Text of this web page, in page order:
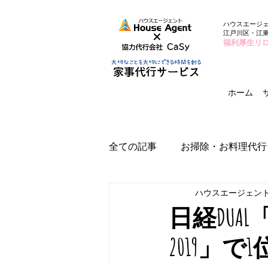
ハウスエージ
江戸川区・江
福利厚生リ
ホーム
全ての記事 お掃除・お料理代行
日経
2019」で
ハウスエージェン